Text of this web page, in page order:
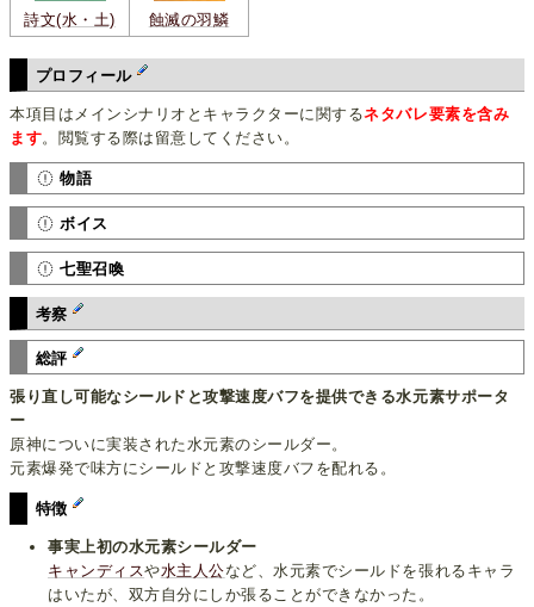
詩文(水・土) 蝕滅の羽鱗
プロフィール
本項目はメインシナリオとキャラクターに関するネタバレ要素を含み
ます。閲覧する際は留意してください。
物語
ボイス
七聖召喚
考察
総評
張り直し可能なシールドと攻撃速度バフを提供できる水元素サポータ
ー
原神についに実装された水元素のシールダー。
元素爆発で味方にシールドと攻撃速度バフを配れる。
特徴
事実上初の水元素シールダー
キャンディスや水主人公など、水元素でシールドを張れるキャラ
はいたが、双方自分にしか張ることができなかった。